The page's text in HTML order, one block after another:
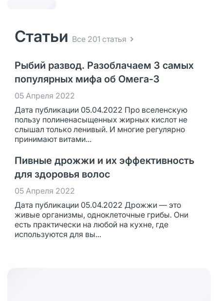
Статьи Все 201 статья
Рыбий развод. Разоблачаем 3 самых
популярных мифа об Омега-3
05 Апреля 2022
Дата публикации 05.04.2022 Про вселенскую
пользу полиненасыщенных жирных кислот не
слышал только ленивый. И многие регулярно
принимают витами...
Пивные дрожжи и их эффективность
для здоровья волос
05 Апреля 2022
Дата публикации 05.04.2022 Дрожжи — это
живые организмы, одноклеточные грибы. Они
есть практически на любой на кухне, где
используются для вы...